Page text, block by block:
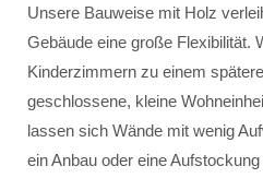
Unsere Bauweise mit Holz
Gebäude eine große Flexibilität.
Kinderzimmern zu einem
geschlossene, kleine
lassen sich Wände mit wenig
ein Anbau oder eine